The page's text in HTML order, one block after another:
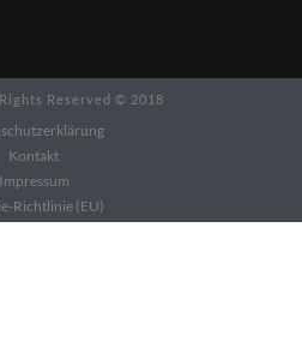
Reserved © 2018
Kontakt
Impressum
Richtlinie (EU)